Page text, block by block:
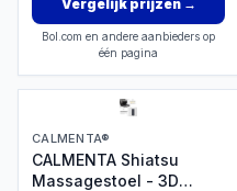
Vergelijk prijzen→
Bol.com en andere aanbieders op
één pagina
CALMENTA®
CALMENTA Shiatsu
Massagestoel - 3D